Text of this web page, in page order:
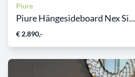
Piure
Piure Hängesideboard Nex Si...
€ 2.890,-